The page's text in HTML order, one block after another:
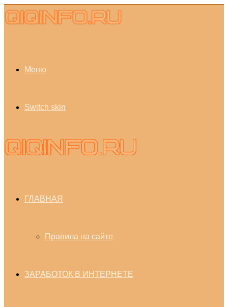
Меню
Switch skin
ГЛАВНАЯ
Правила на сайте
ЗАРАБОТОК В ИНТЕРНЕТЕ